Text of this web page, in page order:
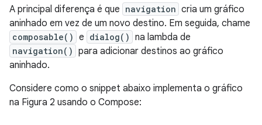
A principal diferença é que navigation cria um gráfico
aninhado em vez de um novo destino. Em seguida, chame
composable() e dialog() na lambda de
navigation() para adicionar destinos ao gráfico
aninhado.
Considere como o snippet abaixo implementa o gráfico
na Figura 2 usando o Compose: